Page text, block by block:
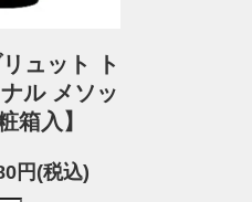
ュット ト
ル メソッ
箱入】
円(税込)